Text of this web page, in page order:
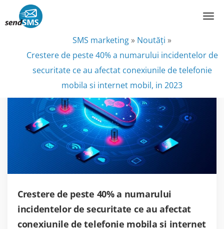
SMS marketing » Noutăţi »
Crestere de peste 40% a numarului incidentelor de
securitate ce au afectat conexiunile de telefonie
mobila si internet mobil, in 2023
Crestere de peste 40% a numarului
incidentelor de securitate ce au afectat
conexiunile de telefonie mobila si internet